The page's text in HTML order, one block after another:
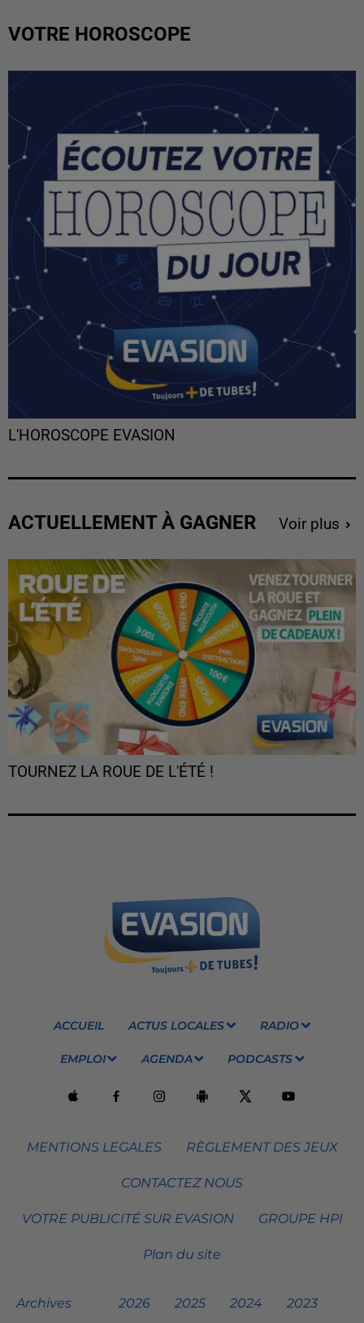
VOTRE HOROSCOPE
L'HOROSCOPE EVASION
ACTUELLEMENT À GAGNER Voir plus
TOURNEZ LA ROUE DE L'ÉTÉ !
ACCUEIL ACTUS LOCALES RADIO
EMPLOI AGENDA PODCASTS
MENTIONS LEGALES RÈGLEMENT DES JEUX
CONTACTEZ NOUS
VOTRE PUBLICITÉ SUR EVASION GROUPE HPI
Plan du site
Archives 2026 2025 2024 2023